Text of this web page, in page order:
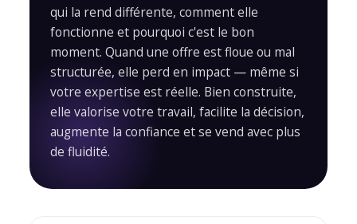
qui la rend différente, comment elle
fonctionne et pourquoi c'est le bon
moment. Quand une offre est floue ou mal
structurée, elle perd en impact — même si
votre expertise est réelle. Bien construite,
elle valorise votre travail, facilite la décision,
augmente la confiance et se vend avec plus
de fluidité.